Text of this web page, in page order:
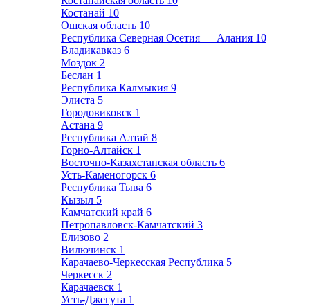
Костанай 10
Ошская область 10
Республика Северная Осетия — Алания 10
Владикавказ 6
Моздок 2
Беслан 1
Республика Калмыкия 9
Элиста 5
Городовиковск 1
Астана 9
Республика Алтай 8
Горно-Алтайск 1
Восточно-Казахстанская область 6
Усть-Каменогорск 6
Республика Тыва 6
Кызыл 5
Камчатский край 6
Петропавловск-Камчатский 3
Елизово 2
Вилючинск 1
Карачаево-Черкесская Республика 5
Черкесск 2
Карачаевск 1
Усть-Джегута 1